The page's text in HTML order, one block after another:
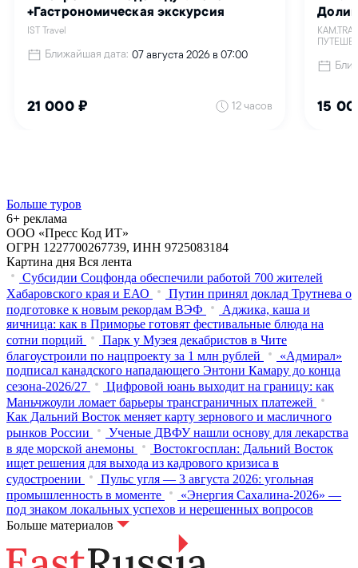
Больше туров
6+ реклама
ООО «Пресс Код ИТ»
ОГРН 1227700267739, ИНН 9725083184
Картина дня Вся лента
Субсидии Соцфонда обеспечили работой 700 жителей
Хабаровского края и ЕАО
Путин принял доклад Трутнева о
подготовке к новым рекордам ВЭФ
Аджика, каша и
яичница: как в Приморье готовят фестивальные блюда на
сотни порций
Парк у Музея декабристов в Чите
благоустроили по нацпроекту за 1 млн рублей
«Адмирал»
подписал канадского нападающего Энтони Камару до конца
сезона-2026/27
Цифровой юань выходит на границу: как
Маньчжоули ломает барьеры трансграничных платежей
Как Дальний Восток меняет карту зернового и масличного
рынков России
Ученые ДВФУ нашли основу для лекарства
в яде морской анемоны
Востокгосплан: Дальний Восток
ищет решения для выхода из кадрового кризиса в
судостроении
Пульс угля — 3 августа 2026: угольная
промышленность в моменте
«Энергия Сахалина-2026» —
под знаком локальных успехов и нерешенных вопросов
Больше материалов